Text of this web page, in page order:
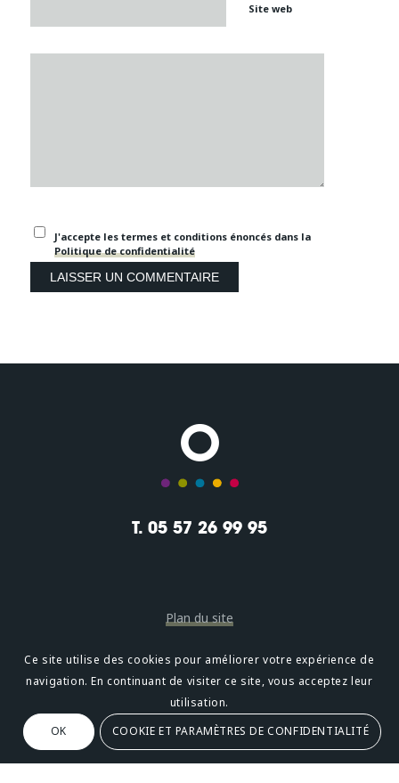
Site web
J'accepte les termes et conditions énoncés dans la
Politique de confidentialité
T. 05 57 26 99 95
Plan du site
Mentions légales
Confidentialité
Oméni2, avenue Léonard de Vinci 33600 PESSAC
Ce site utilise des cookies pour améliorer votre expérience de
navigation. En continuant de visiter ce site, vous acceptez leur
utilisation.
OK
COOKIE ET PARAMÈTRES DE CONFIDENTIALITÉ